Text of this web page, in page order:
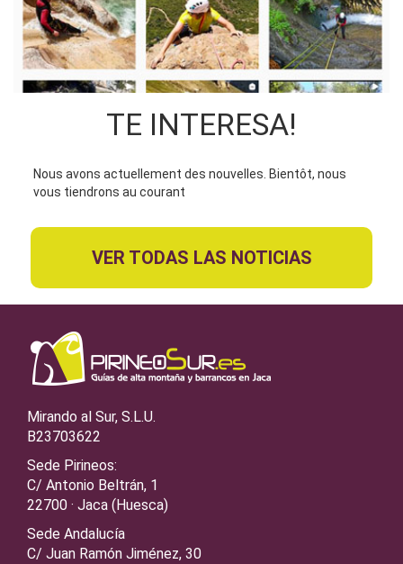
TE INTERESA!
Nous avons actuellement des nouvelles. Bientôt, nous
vous tiendrons au courant
VER TODAS LAS NOTICIAS
Mirando al Sur, S.L.U.
B23703622
Sede Pirineos:
C/ Antonio Beltrán, 1
22700 · Jaca (Huesca)
Sede Andalucía
C/ Juan Ramón Jiménez, 30